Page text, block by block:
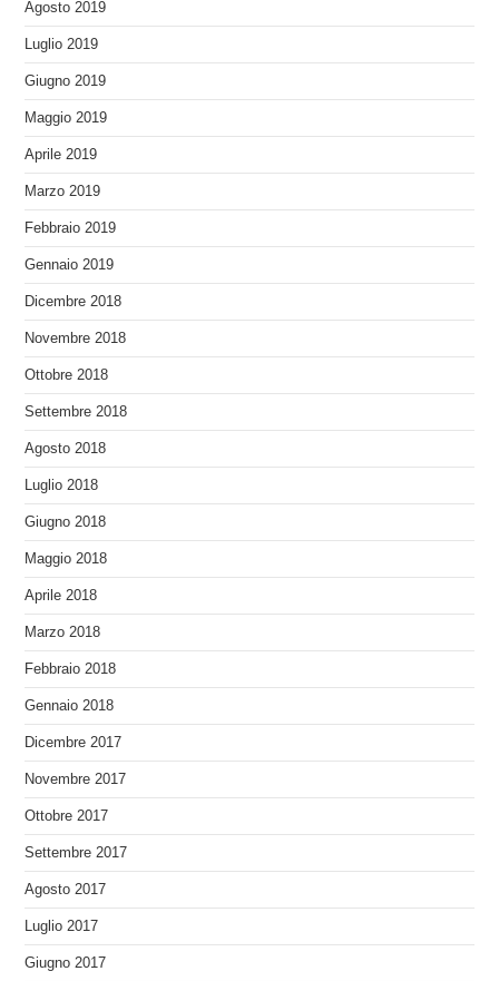
Agosto 2019
Luglio 2019
Giugno 2019
Maggio 2019
Aprile 2019
Marzo 2019
Febbraio 2019
Gennaio 2019
Dicembre 2018
Novembre 2018
Ottobre 2018
Settembre 2018
Agosto 2018
Luglio 2018
Giugno 2018
Maggio 2018
Aprile 2018
Marzo 2018
Febbraio 2018
Gennaio 2018
Dicembre 2017
Novembre 2017
Ottobre 2017
Settembre 2017
Agosto 2017
Luglio 2017
Giugno 2017